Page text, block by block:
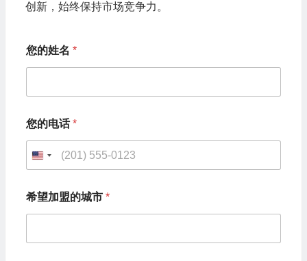
创新，始终保持市场竞争力。
您的姓名 *
的
姓
名
电
话
*
您的电话*
U
i
e
希望加盟的城市 *